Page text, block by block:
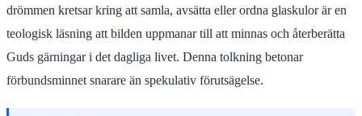
drömmen kretsar kring att samla, avsätta eller ordna glaskulor är en
teologisk läsning att bilden uppmanar till att minnas och återberätta
Guds gärningar i det dagliga livet. Denna tolkning betonar
förbundsminnet snarare än spekulativ förutsägelse.